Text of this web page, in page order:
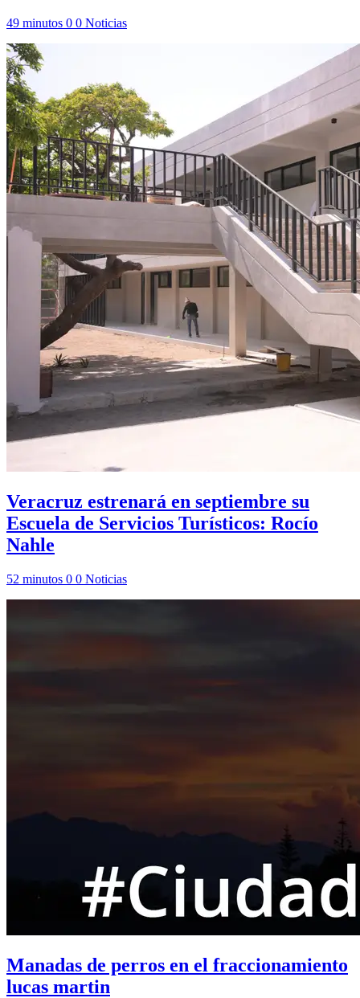
49 minutos 0 0 Noticias
Veracruz estrenará en septiembre su
Escuela de Servicios Turísticos: Rocío
Nahle
52 minutos 0 0 Noticias
Manadas de perros en el fraccionamiento
lucas martin